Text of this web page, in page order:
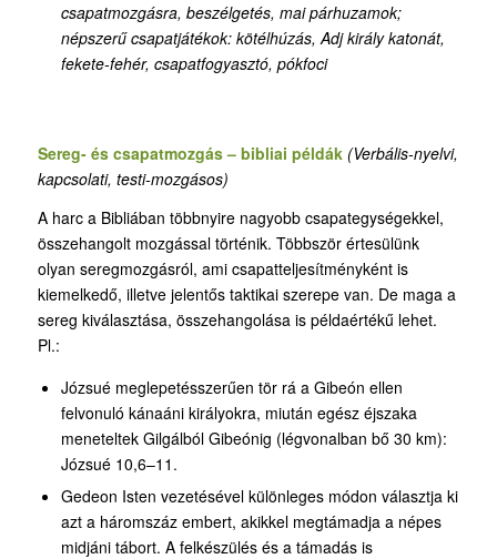
csapatmozgásra, beszélgetés, mai párhuzamok;
népszerű csapatjátékok: kötélhúzás, Adj király katonát,
fekete-fehér, csapatfogyasztó, pókfoci
Sereg- és csapatmozgás – bibliai példák (Verbális-nyelvi,
kapcsolati, testi-mozgásos)
A harc a Bibliában többnyire nagyobb csapategységekkel,
összehangolt mozgással történik. Többször értesülünk
olyan seregmozgásról, ami csapatteljesítményként is
kiemelkedő, illetve jelentős taktikai szerepe van. De maga a
sereg kiválasztása, összehangolása is példaértékű lehet.
Pl.:
Józsué meglepetésszerűen tör rá a Gibeón ellen
felvonuló kánaáni királyokra, miután egész éjszaka
meneteltek Gilgálból Gibeónig (légvonalban bő 30 km):
Józsué 10,6–11.
Gedeon Isten vezetésével különleges módon választja ki
azt a háromszáz embert, akikkel megtámadja a népes
midjáni tábort. A felkészülés és a támadás is